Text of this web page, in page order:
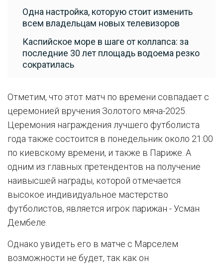
Одна настройка, которую стоит изменить
всем владельцам новых телевизоров
Каспийское море в шаге от коллапса: за
последние 30 лет площадь водоема резко
сократилась
Отметим, что этот матч по времени совпадает с
церемонией вручения Золотого мяча-2025.
Церемония награждения лучшего футболиста
года также состоится в понедельник около 21:00
по киевскому времени, и также в Париже. А
одним из главных претендентов на получение
наивысшей награды, которой отмечается
высокое индивидуальное мастерство
футболистов, является игрок парижан - Усман
Дембеле.
Однако увидеть его в матче с Марселем
возможности не будет, так как он